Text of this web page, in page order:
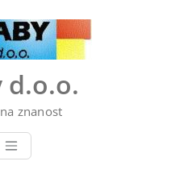
d.o.o.
znanost